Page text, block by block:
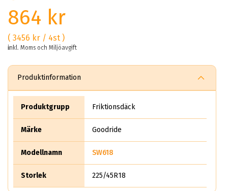
864 kr
( 3456 kr / 4st )
inkl. Moms och Miljöavgift
Produktinformation
Produktgrupp Friktionsdäck
Märke Goodride
Modellnamn SW618
Storlek 225/45R18